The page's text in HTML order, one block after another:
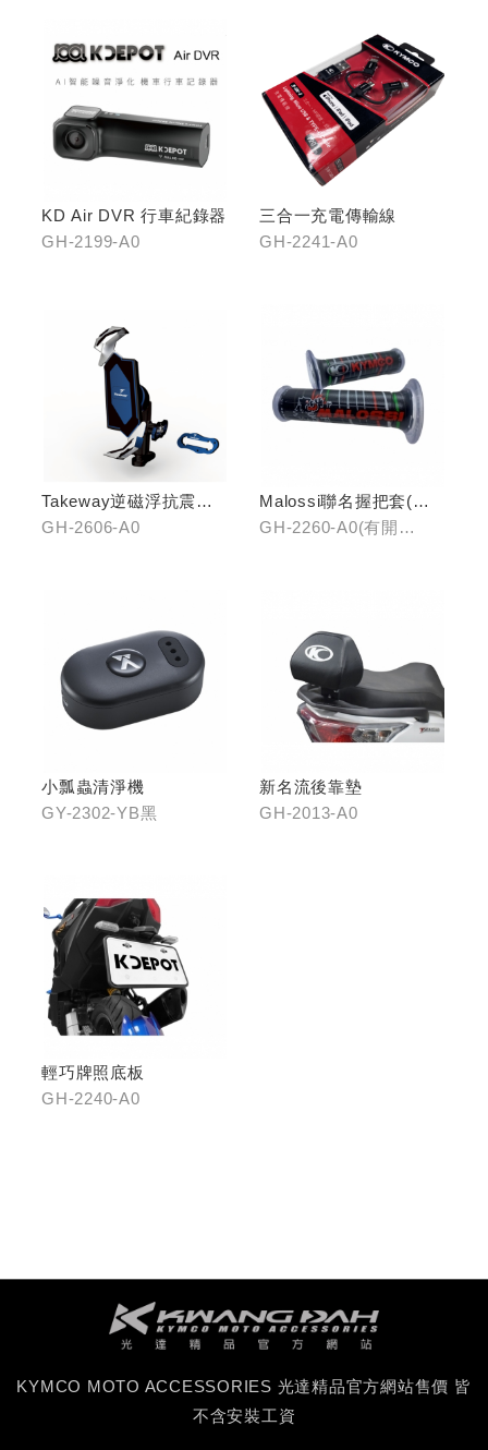
KD Air DVR 行車紀錄器
GH-2199-A0
三合一充電傳輸線
GH-2241-A0
Takeway逆磁浮抗震手
機架
GH-2606-A0
Malossi聯名握把套(有
開口)/(無開口)
GH-2260-A0(有開
小瓢蟲清淨機
GY-2302-YB黑
新名流後靠墊
GH-2013-A0
輕巧牌照底板
GH-2240-A0
KYMCO MOTO ACCESSORIES 光達精品官方網站售價 皆
不含安裝工資